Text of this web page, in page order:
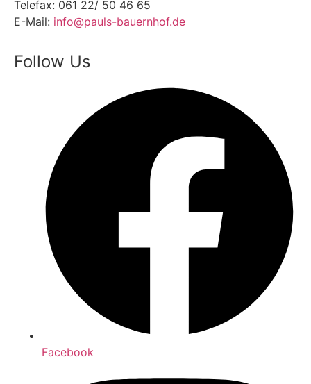
Telefax: 061 22/ 50 46 65
E-Mail: info@pauls-bauernhof.de
Follow Us
Facebook